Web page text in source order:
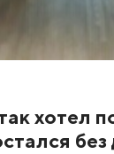
хотел
без